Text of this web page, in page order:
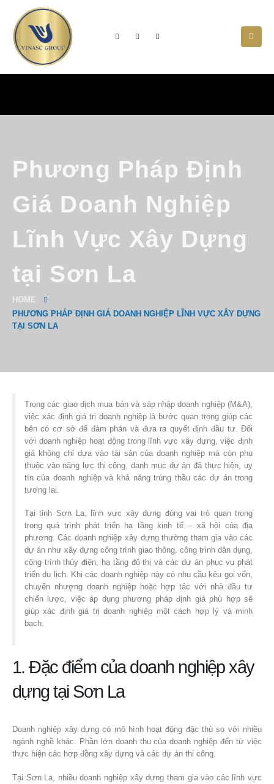
Phương Pháp Định
Giá Doanh Nghiệp
Lĩnh Vực Xây Dựng
tại Sơn La
HOME
PHƯƠNG PHÁP ĐỊNH GIÁ DOANH NGHIỆP LĨNH VỰC XÂY DỰNG
TẠI SƠN LA
Trong các giao dịch mua bán và sáp nhập doanh nghiệp (M&A),
việc xác định giá trị doanh nghiệp là bước quan trọng giúp các
bên có cơ sở để đàm phán và đưa ra quyết định đầu tư. Đối
với doanh nghiệp hoạt động trong lĩnh vực xây dựng, việc định
giá không chỉ dựa vào tài sản của doanh nghiệp mà còn phụ
thuộc vào năng lực thi công, danh mục dự án đã thực hiện, uy
tín của doanh nghiệp và khả năng trúng thầu các dự án trong
tương lai.
Tại tỉnh Sơn La, lĩnh vực xây dựng đóng vai trò quan trọng
trong quá trình phát triển hạ tầng kinh tế – xã hội của địa
phương. Các doanh nghiệp xây dựng thường tham gia vào các
dự án như xây dựng công trình giao thông, công trình dân dụng,
công trình thủy điện, hạ tầng đô thị và các dự án phục vụ phát
triển du lịch. Khi các doanh nghiệp này có nhu cầu kêu gọi vốn,
chuyển nhượng doanh nghiệp hoặc hợp tác với nhà đầu tư
chiến lược, việc áp dụng phương pháp định giá phù hợp sẽ
giúp xác định giá trị doanh nghiệp một cách hợp lý và minh
bạch.
1. Đặc điểm của doanh nghiệp xây
dựng tại Sơn La
Doanh nghiệp xây dựng có mô hình hoạt động đặc thù so với nhiều
ngành nghề khác. Phần lớn doanh thu của doanh nghiệp đến từ việc
thực hiện các hợp đồng xây dựng và các dự án thi công.
Tại Sơn La, nhiều doanh nghiệp xây dựng tham gia vào các lĩnh vực